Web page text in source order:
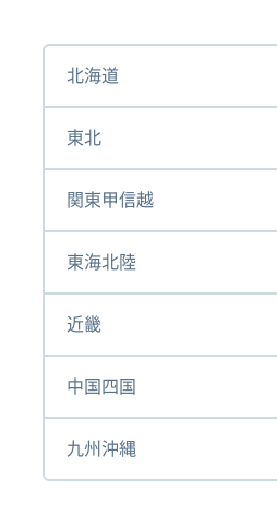
北海道
東北
関東甲信越
東海北陸
近畿
中国四国
九州沖縄